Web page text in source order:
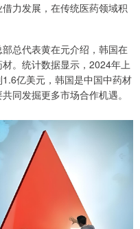
力发展，在传统医药领域积
总代表黄在元介绍，韩国在
。统计数据显示，2024年上
亿美元，韩国是中国中药材
同发掘更多市场合作机遇。